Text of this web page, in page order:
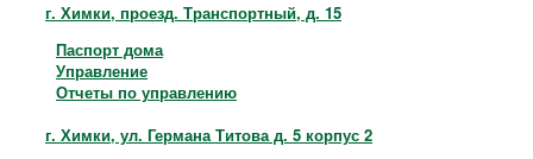
г. Химки, проезд. Транспортный, д. 15
Паспорт дома
Управление
Отчеты по управлению
г. Химки, ул. Германа Титова д. 5 корпус 2